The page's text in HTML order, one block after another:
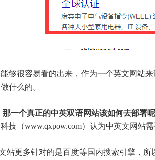
够很容易看的出来，作为一个英文网站
什么的。
那一个真正的中英双语网站该如何去部署
技（www.qxpow.com） 认为中英文网站
站更多针对的是百度等国内搜索引擎，